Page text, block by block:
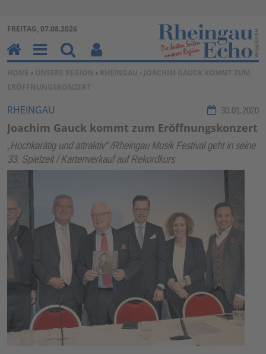
Zum Inhalt springen ↓
FREITAG, 07.08.2026
SIE BEFINDEN SICH HIER:
HOME › UNSERE REGION › RHEINGAU › JOACHIM GAUCK KOMMT ZUM
ERÖFFNUNGSKONZERT
RHEINGAU 30.01.2020
Joachim Gauck kommt zum Eröffnungskonzert
„Hochkarätig und attraktiv“ /Rheingau Musik Festival geht in seine
33. Spielzeit / Kartenverkauf auf Rekordkurs
H
o
m
e
M
en
u
Su
ch
en
Be
nu
tz
un
kti
on
en